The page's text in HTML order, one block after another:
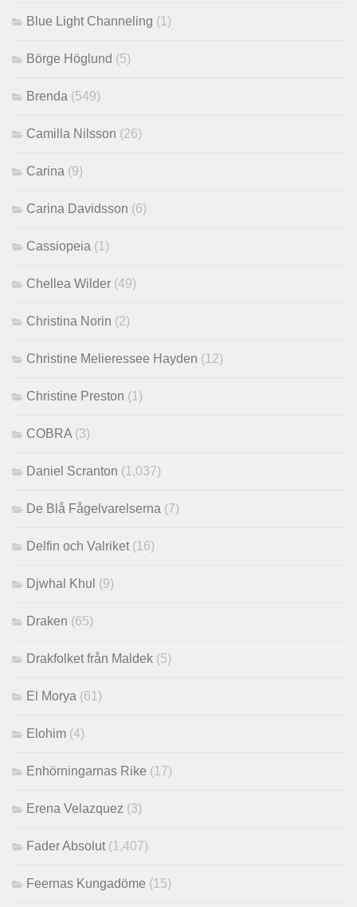
Blue Light Channeling (1)
Börge Höglund (5)
Brenda (549)
Camilla Nilsson (26)
Carina (9)
Carina Davidsson (6)
Cassiopeia (1)
Chellea Wilder (49)
Christina Norin (2)
Christine Melieressee Hayden (12)
Christine Preston (1)
COBRA (3)
Daniel Scranton (1,037)
De Blå Fågelvarelserna (7)
Delfin och Valriket (16)
Djwhal Khul (9)
Draken (65)
Drakfolket från Maldek (5)
El Morya (61)
Elohim (4)
Enhörningarnas Rike (17)
Erena Velazquez (3)
Fader Absolut (1,407)
Feernas Kungadöme (15)